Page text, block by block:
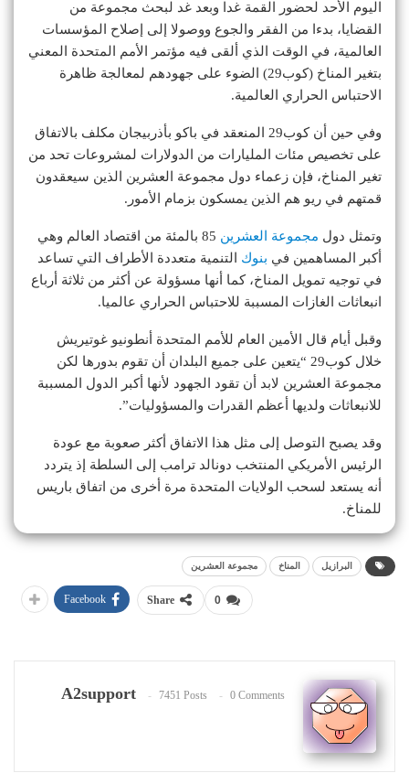
اليوم الأحد لحضور القمة غدا وبعد غد لبحث مجموعة من
القضايا، بدءا من الفقر والجوع ووصولا إلى إصلاح المؤسسات
العالمية، في الوقت الذي ألقى فيه مؤتمر الأمم المتحدة المعني
بتغير المناخ (كوب29) الضوء على جهودهم لمعالجة ظاهرة
الاحتباس الحراري العالمية.
وفي حين أن كوب29 المنعقد في باكو بأذربيجان مكلف بالاتفاق
على تخصيص مئات المليارات من الدولارات لمشروعات تحد من
تغير المناخ، فإن زعماء دول مجموعة العشرين الذين سيعقدون
قمتهم في ريو هم الذين يمسكون بزمام الأمور.
وتمثل دول مجموعة العشرين
85 بالمئة من اقتصاد العالم وهي
أكبر المساهمين في بنوك التنمية متعددة الأطراف التي تساعد
في توجيه تمويل المناخ، كما أنها مسؤولة عن أكثر من ثلاثة أرباع
انبعاثات الغازات المسببة للاحتباس الحراري عالميا.
وقبل أيام قال الأمين العام للأمم المتحدة أنطونيو غوتيريش
خلال كوب29 “يتعين على جميع البلدان أن تقوم بدورها لكن
مجموعة العشرين لابد أن تقود الجهود لأنها أكبر الدول المسببة
للانبعاثات ولديها أعظم القدرات والمسؤوليات”.
وقد يصبح التوصل إلى مثل هذا الاتفاق أكثر صعوبة مع عودة
الرئيس الأمريكي المنتخب دونالد ترامب إلى السلطة إذ يتردد
أنه يستعد لسحب الولايات المتحدة مرة أخرى من اتفاق باريس
للمناخ.
البرازيل المناخ مجموعة العشرين
0
Share
Facebook
A2support 7451 Posts 0 Comments